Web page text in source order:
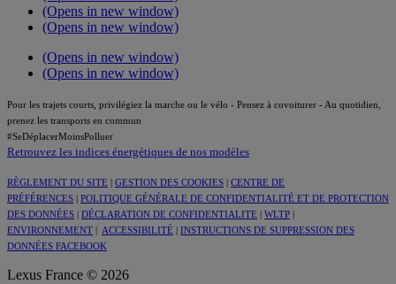
(Opens in new window)
(Opens in new window)
(Opens in new window)
(Opens in new window)
Pour les trajets courts, privilégiez la marche ou le vélo - Pensez à covoiturer - Au quotidien,
prenez les transports en commun
#SeDéplacerMoinsPolluer
Retrouvez les indices énergétiques de nos modèles
RÈGLEMENT DU SITE | GESTION DES COOKIES | CENTRE DE
PRÉFÉRENCES | POLITIQUE GÉNÉRALE DE CONFIDENTIALITÉ ET DE PROTECTION
DES DONNÉES | DÉCLARATION DE CONFIDENTIALITE | WLTP |
ENVIRONNEMENT | ACCESSIBILITÉ | INSTRUCTIONS DE SUPPRESSION DES
DONNÉES FACEBOOK
Lexus France © 2026